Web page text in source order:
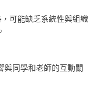
可能缺乏系統性與組織
與同學和老師的互動關